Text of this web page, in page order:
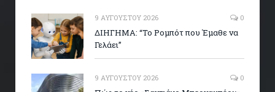
9 ΑΥΓΟΎΣΤΟΥ 2026 0
ΔΙΗΓΗΜΑ: “Το Ρομπότ που Έμαθε να
Γελάει”
9 ΑΥΓΟΎΣΤΟΥ 2026 0